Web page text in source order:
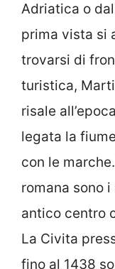
Adriatica o
prima vista si
trovarsi di
turistica,
risale
legata la
con le
romana sono
antico centro
La Civita
fino al 1438